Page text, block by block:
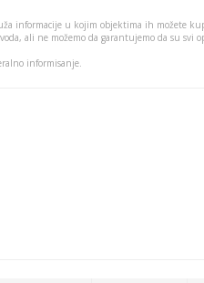
informacije u kojim objektima ih možete
ali ne možemo da garantujemo da su svi
informisanje.